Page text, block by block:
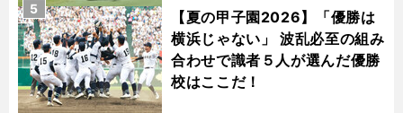
【夏の甲子園2026】「優勝は
横浜じゃない」 波乱必至の組み
合わせで識者５人が選んだ優勝
校はここだ！
5